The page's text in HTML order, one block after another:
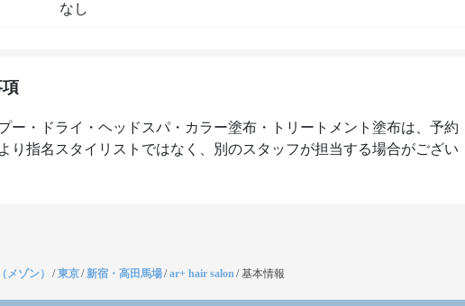
なし
ー・ドライ・ヘッドスパ・カラー塗布・トリートメント塗布は、予約
り指名スタイリストではなく、別のスタッフが担当する場合がござい
メゾン） /東京/新宿・高田馬場/ar+ hair salon/基本情報